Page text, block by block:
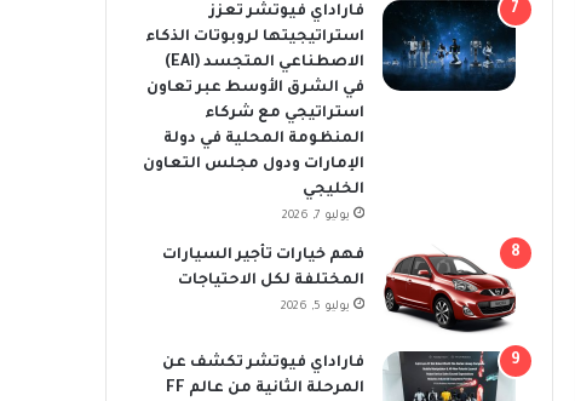
فاراداي فيوتشر تعزز
استراتيجيتها لروبوتات الذكاء
الاصطناعي المتجسد (EAI)
في الشرق الأوسط عبر تعاون
استراتيجي مع شركاء
المنظومة المحلية في دولة
الإمارات ودول مجلس التعاون
الخليجي
يوليو 7, 2026
فهم خيارات تأجير السيارات
المختلفة لكل الاحتياجات
يوليو 5, 2026
فاراداي فيوتشر تكشف عن
المرحلة الثانية من عالم FF